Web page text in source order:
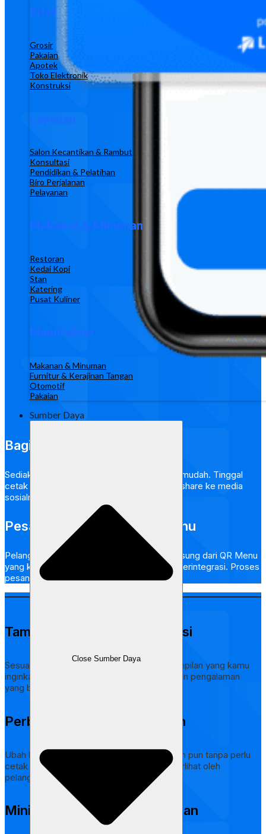
Ritel
Grosir
Pakaian
Apotek
Toko Elektronik
Konstruksi
Salon Kecantikan & Rambut
Konsultasi
Pendidikan & Pelatihan
Biro Perjalanan
Pelayanan
Makanan & Minuman
Restoran
Kedai Kopi
Stan
Katering
Pusat Kuliner
Manufaktur
Makanan & Minuman
Furnitur & Kerajinan Tangan
Otomotif
Pakaian
Sumber Daya
Close Sumber Daya
Bagikan QR Menu
Sediakan
Menu bagi pelanggan dengan mudah. Tinggal
cetak
Menu ini di tempat usahamu atau share ke media
sosialmu.​
Pesan Langsung dari QR Menu
Pelangganmu sekarang bisa memesan langsung dari QR Menu
yang kamu sediakan atau melalui microsite terintegrasi. Proses
pesan menjadi lebih cepat dan praktis.
Tampilan Dapat di Kustomisasi
Sesuaikan tema Menu Digitalmu dengan tampilan yang kamu
inginkan. Buat pelanggan nyaman dan berikan pengalaman
yang berkesan.
Perbarui Menu Secara Instan
Ubah harga, foto, atau deskripsi menu kapan pun tanpa perlu
cetak ulang. Semua pembaruan langsung terlihat oleh
pelanggan secara real-time.
Minimalkan Kesalahan Pesanan